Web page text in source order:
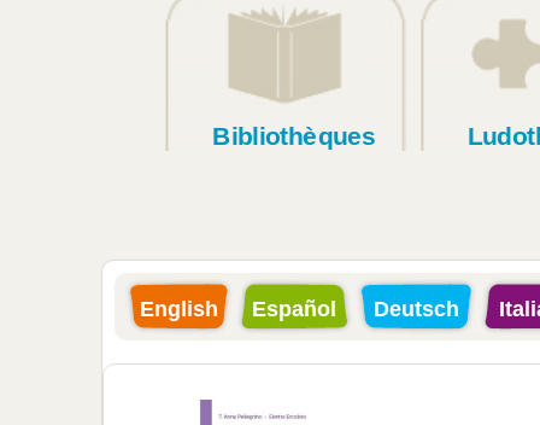
Bibliothèques
English Español Deutsch